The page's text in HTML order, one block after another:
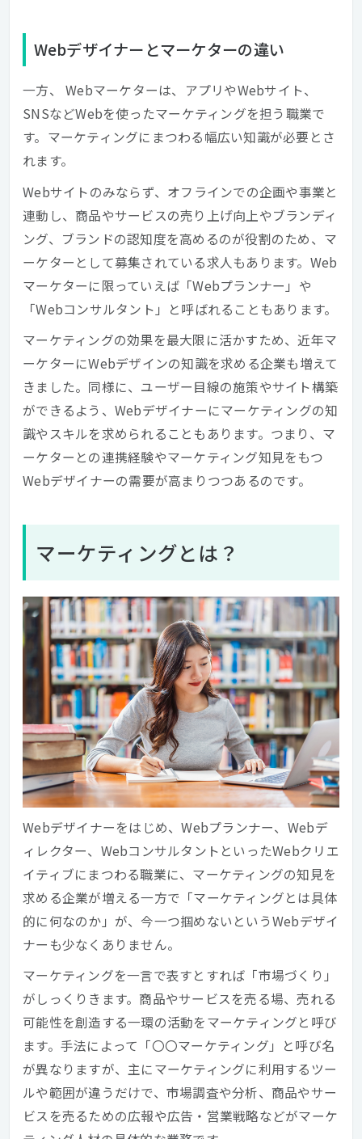
Webデザイナーとマーケターの違い
一方、 Webマーケターは、アプリやWebサイト、
SNSなどWebを使ったマーケティングを担う職業で
す。マーケティングにまつわる幅広い知識が必要とさ
れます。
Webサイトのみならず、オフラインでの企画や事業と
連動し、商品やサービスの売り上げ向上やブランディ
ング、ブランドの認知度を高めるのが役割のため、マ
ーケターとして募集されている求人もあります。Web
マーケターに限っていえば「Webプランナー」や
「Webコンサルタント」と呼ばれることもあります。
マーケティングの効果を最大限に活かすため、近年マ
ーケターにWebデザインの知識を求める企業も増えて
きました。同様に、ユーザー目線の施策やサイト構築
ができるよう、Webデザイナーにマーケティングの知
識やスキルを求められることもあります。つまり、マ
ーケターとの連携経験やマーケティング知見をもつ
Webデザイナーの需要が高まりつつあるのです。
マーケティングとは？
Webデザイナーをはじめ、Webプランナー、Webデ
ィレクター、WebコンサルタントといったWebクリエ
イティブにまつわる職業に、マーケティングの知見を
求める企業が増える一方で「マーケティングとは具体
的に何なのか」が、今一つ掴めないというWebデザイ
ナーも少なくありません。
マーケティングを一言で表すとすれば「市場づくり」
がしっくりきます。商品やサービスを売る場、売れる
可能性を創造する一環の活動をマーケティングと呼び
ます。手法によって「〇〇マーケティング」と呼び名
が異なりますが、主にマーケティングに利用するツー
ルや範囲が違うだけで、市場調査や分析、商品やサー
ビスを売るための広報や広告・営業戦略などがマーケ